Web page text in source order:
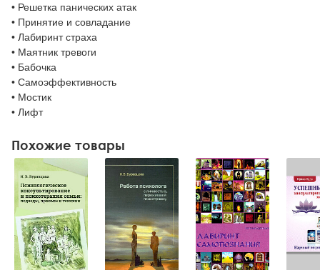
• Решетка панических атак
• Принятие и совладание
• Лабиринт страха
• Маятник тревоги
• Бабочка
• Самоэффективность
• Мостик
• Лифт
Похожие товары